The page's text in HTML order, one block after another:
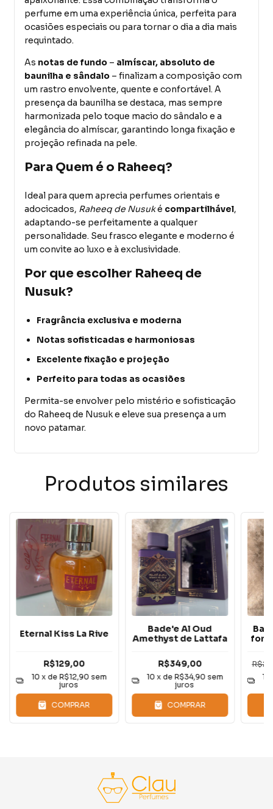
perfume em uma experiência única, perfeita para
ocasiões especiais ou para tornar o dia a dia mais
requintado.
As notas de fundo – almíscar, absoluto de
baunilha e sândalo – finalizam a composição com
um rastro envolvente, quente e confortável. A
presença da baunilha se destaca, mas sempre
harmonizada pelo toque macio do sândalo e a
elegância do almíscar, garantindo longa fixação e
projeção refinada na pele.
Para Quem é o Raheeq?
Ideal para quem aprecia perfumes orientais e
adocicados, Raheeq de Nusuké compartilhável,
adaptando-se perfeitamente a qualquer
personalidade. Seu frasco elegante e moderno é
um convite ao luxo e à exclusividade.
Por que escolher Raheeq de
Nusuk?
Fragrância exclusiva e moderna
Notas sofisticadas e harmoniosas
Excelente fixação e projeção
Perfeito para todas as ocasiões
Permita-se envolver pelo mistério e sofisticação
do Raheeq de Nusuk e eleve sua presença a um
novo patamar.
Produtos similares
Eternal Kiss La Rive
R$129,00
10 x deR$12,90 sem
juros
COMPRAR
Bade'e Al Oud
Amethyst de Lattafa
R$349,00
10 x deR$34,90 sem
juros
COMPRAR
for
10